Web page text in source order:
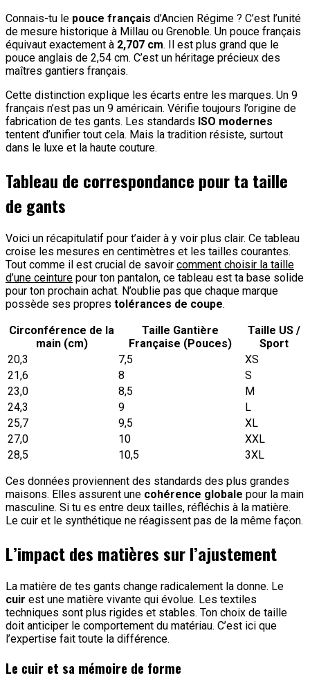
Connais-tu le pouce français d’Ancien Régime ? C’est l’unité
de mesure historique à Millau ou Grenoble. Un pouce français
équivaut exactement à 2,707 cm. Il est plus grand que le
pouce anglais de 2,54 cm. C’est un héritage précieux des
maîtres gantiers français.
Cette distinction explique les écarts entre les marques. Un 9
français n’est pas un 9 américain. Vérifie toujours l’origine de
fabrication de tes gants. Les standards ISO modernes
tentent d’unifier tout cela. Mais la tradition résiste, surtout
dans le luxe et la haute couture.
Tableau de correspondance pour ta taille
de gants
Voici un récapitulatif pour t’aider à y voir plus clair. Ce tableau
croise les mesures en centimètres et les tailles courantes.
Tout comme il est crucial de savoir comment choisir la taille
d’une ceinture pour ton pantalon, ce tableau est ta base solide
pour ton prochain achat. N’oublie pas que chaque marque
possède ses propres tolérances de coupe.
Circonférence de la
main (cm)
Taille Gantière
Française (Pouces)
Taille US /
Sport
20,3
7,5
XS
21,6
8
S
23,0
8,5
M
24,3
9
L
25,7
9,5
XL
27,0
10
XXL
28,5
10,5
3XL
Ces données proviennent des standards des plus grandes
maisons. Elles assurent une cohérence globale pour la main
masculine. Si tu es entre deux tailles, réfléchis à la matière.
Le cuir et le synthétique ne réagissent pas de la même façon.
L’impact des matières sur l’ajustement
La matière de tes gants change radicalement la donne. Le
cuir est une matière vivante qui évolue. Les textiles
techniques sont plus rigides et stables. Ton choix de taille
doit anticiper le comportement du matériau. C’est ici que
l’expertise fait toute la différence.
Le cuir et sa mémoire de forme